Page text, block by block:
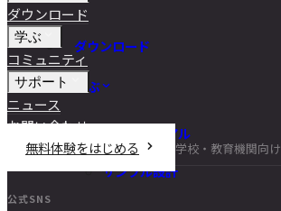
ダウンロード
学ぶ
チュートリアル
DIY講座
サンプル設計
ダウンロード
学ぶ
コミュニティ
サポート
ニュース
お問い合わせ
無料体験をはじめる
学校・教育機関向け
公式SNS